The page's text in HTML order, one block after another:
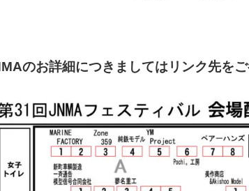
のお詳細につきましてはリンク先をご